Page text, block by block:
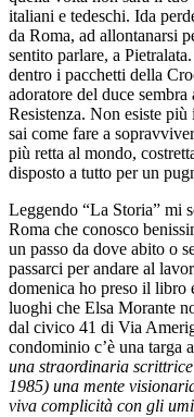
italiani e tedeschi. Ida
da Roma, ad allontanarsi
sentito parlare, a
dentro i pacchetti della
adoratore del duce
Resistenza. Non esiste
sai come fare a
più retta al mondo,
disposto a tutto per un
Leggendo “La Storia” mi
Roma che conosco
un passo da dove abito o
passarci per andare al
domenica ho preso il libro
luoghi che Elsa Morante
dal civico 41 di Via
condominio c’è una targa
una straordinaria
1985) una mente
viva complicità con gli